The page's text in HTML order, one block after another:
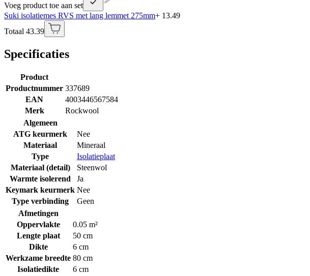
Voeg product toe aan set
Suki isolatiemes RVS met lang lemmet 275mm+ 13.49
Totaal 43.39
Specificaties
Product
Productnummer 337689
EAN
4003446567584
Merk
Rockwool
Algemeen
ATG keurmerk
Nee
Materiaal
Mineraal
Type
Isolatieplaat
Materiaal (detail)
Steenwol
Warmte isolerend
Ja
Keymark keurmerk Nee
Type verbinding
Geen
Afmetingen
Oppervlakte
0.05 m²
Lengte plaat
50 cm
Dikte
6 cm
Werkzame breedte 80 cm
Isolatiedikte
6 cm